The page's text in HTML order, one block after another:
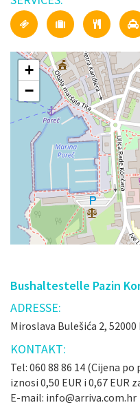
+
−
Bushaltestelle Pazin
ADRESSE:
Miroslava Bulešića 2, 52000
KONTAKT:
Tel: 060 88 86 14 (Cijena
iznosi 0,50 EUR i 0,67 EUR
E-mail: info@arriva.com.hr